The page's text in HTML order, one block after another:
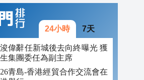
24小時 7天
偉辭任新城後去向終曝光 獲
集團委任為副主席
青島-香港經貿合作交流會在